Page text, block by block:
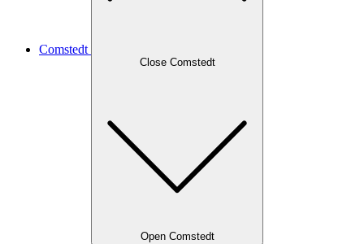
Comstedt
Close Comstedt
Open Comstedt